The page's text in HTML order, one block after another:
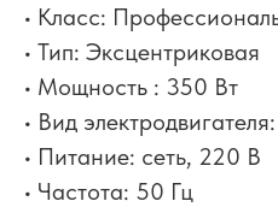
• Класс:
• Тип: Эксцентриковая
• Мощность : 350 Вт
• Вид
• Питание: сеть, 220 В
• Частота: 50 Гц